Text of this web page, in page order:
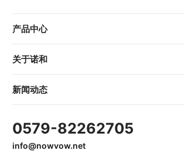
产品中心
关于诺和
新闻动态
0579-82262705
info@nowvow.net